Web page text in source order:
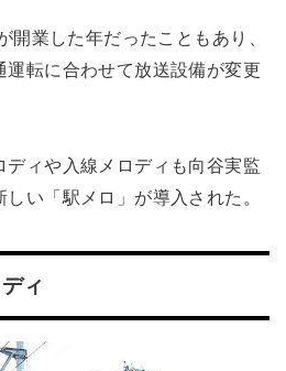
開業した年だったこともあり、
転に合わせて放送設備が変更
ディや入線メロディも向谷実監
い「駅メロ」が導入された。
ィ